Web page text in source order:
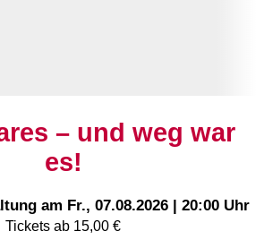
– und weg war
es!
Tickets ab 15,00 €
am Fr., 07.08.2026 | 20:00 Uhr